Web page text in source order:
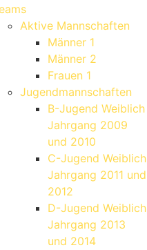
Aktive Mannschaften
Männer 1
Männer 2
Frauen 1
Jugendmannschaften
B-Jugend Weiblich
Jahrgang 2009
und 2010
C-Jugend Weiblich
Jahrgang 2011 und
2012
D-Jugend Weiblich
Jahrgang 2013
und 2014